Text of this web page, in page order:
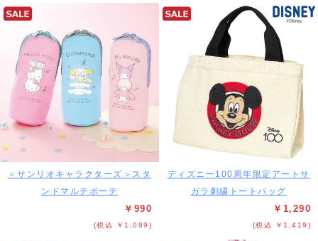
＜サンリオキャラクターズ＞スタ
ンドマルチポーチ
￥990
(税込 ￥1,089)
ディズニー100周年限定アートサ
ガラ刺繍トートバッグ
￥1,290
(税込 ￥1,419)